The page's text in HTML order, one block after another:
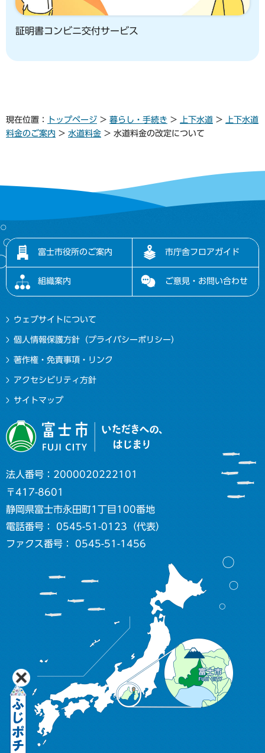
証明書コンビニ交付サービス
現在位置： トップページ > 暮らし・手続き > 上下水道 >
上下水道
料金のご案内 > 水道料金 > 水道料金の改定について
富士市役所のご案内 市庁舎フロアガイド
組織案内 ご意見・お問い合わせ
ウェブサイトについて
個人情報保護方針（プライバシーポリシー）
著作権・免責事項・リンク
アクセシビリティ方針
サイトマップ
法人番号：2000020222101
〒417-8601
静岡県富士市永田町1丁目100番地
電話番号： 0545-51-0123（代表）
ファクス番号： 0545-51-1456